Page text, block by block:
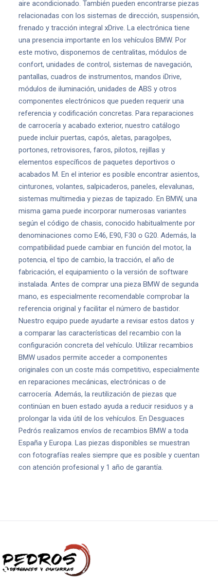
aire acondicionado. También pueden encontrarse piezas
relacionadas con los sistemas de dirección, suspensión,
frenado y tracción integral xDrive. La electrónica tiene
una presencia importante en los vehículos BMW. Por
este motivo, disponemos de centralitas, módulos de
confort, unidades de control, sistemas de navegación,
pantallas, cuadros de instrumentos, mandos iDrive,
módulos de iluminación, unidades de ABS y otros
componentes electrónicos que pueden requerir una
referencia y codificación concretas. Para reparaciones
de carrocería y acabado exterior, nuestro catálogo
puede incluir puertas, capós, aletas, paragolpes,
portones, retrovisores, faros, pilotos, rejillas y
elementos específicos de paquetes deportivos o
acabados M. En el interior es posible encontrar asientos,
cinturones, volantes, salpicaderos, paneles, elevalunas,
sistemas multimedia y piezas de tapizado. En BMW, una
misma gama puede incorporar numerosas variantes
según el código de chasis, conocido habitualmente por
denominaciones como E46, E90, F30 o G20. Además, la
compatibilidad puede cambiar en función del motor, la
potencia, el tipo de cambio, la tracción, el año de
fabricación, el equipamiento o la versión de software
instalada. Antes de comprar una pieza BMW de segunda
mano, es especialmente recomendable comprobar la
referencia original y facilitar el número de bastidor.
Nuestro equipo puede ayudarte a revisar estos datos y
a comparar las características del recambio con la
configuración concreta del vehículo. Utilizar recambios
BMW usados permite acceder a componentes
originales con un coste más competitivo, especialmente
en reparaciones mecánicas, electrónicas o de
carrocería. Además, la reutilización de piezas que
continúan en buen estado ayuda a reducir residuos y a
prolongar la vida útil de los vehículos. En Desguaces
Pedrós realizamos envíos de recambios BMW a toda
España y Europa. Las piezas disponibles se muestran
con fotografías reales siempre que es posible y cuentan
con atención profesional y 1 año de garantía.